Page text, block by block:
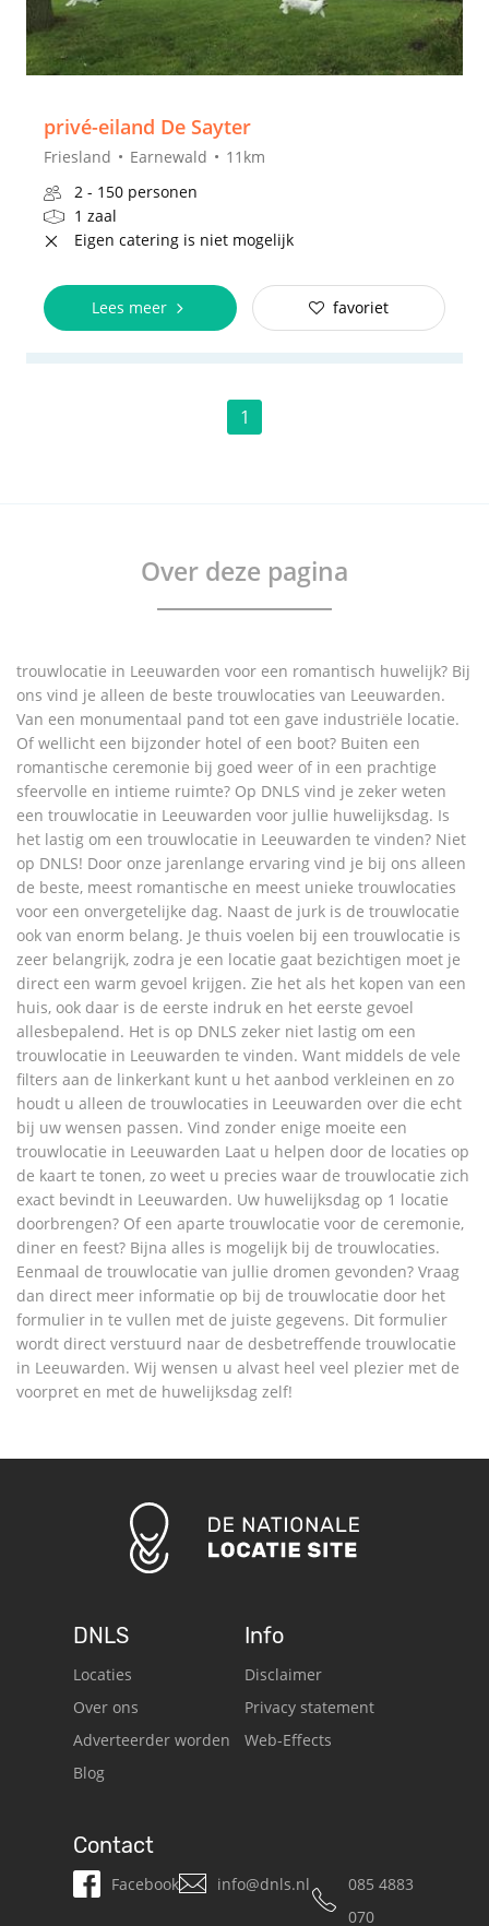
privé-eiland De Sayter
Friesland Earnewald
11km
2 - 150 personen
1 zaal
Eigen catering is niet mogelijk
Lees meer favoriet
1
Over deze pagina
trouwlocatie in Leeuwarden voor een romantisch huwelijk? Bij
ons vind je alleen de beste trouwlocaties van Leeuwarden.
Van een monumentaal pand tot een gave industriële locatie.
Of wellicht een bijzonder hotel of een boot? Buiten een
romantische ceremonie bij goed weer of in een prachtige
sfeervolle en intieme ruimte? Op DNLS vind je zeker weten
een trouwlocatie in Leeuwarden voor jullie huwelijksdag. Is
het lastig om een trouwlocatie in Leeuwarden te vinden? Niet
op DNLS! Door onze jarenlange ervaring vind je bij ons alleen
de beste, meest romantische en meest unieke trouwlocaties
voor een onvergetelijke dag. Naast de jurk is de trouwlocatie
ook van enorm belang. Je thuis voelen bij een trouwlocatie is
zeer belangrijk, zodra je een locatie gaat bezichtigen moet je
direct een warm gevoel krijgen. Zie het als het kopen van een
huis, ook daar is de eerste indruk en het eerste gevoel
allesbepalend. Het is op DNLS zeker niet lastig om een
trouwlocatie in Leeuwarden te vinden. Want middels de vele
filters aan de linkerkant kunt u het aanbod verkleinen en zo
houdt u alleen de trouwlocaties in Leeuwarden over die echt
bij uw wensen passen. Vind zonder enige moeite een
trouwlocatie in Leeuwarden Laat u helpen door de locaties op
de kaart te tonen, zo weet u precies waar de trouwlocatie zich
exact bevindt in Leeuwarden. Uw huwelijksdag op 1 locatie
doorbrengen? Of een aparte trouwlocatie voor de ceremonie,
diner en feest? Bijna alles is mogelijk bij de trouwlocaties.
Eenmaal de trouwlocatie van jullie dromen gevonden? Vraag
dan direct meer informatie op bij de trouwlocatie door het
formulier in te vullen met de juiste gegevens. Dit formulier
wordt direct verstuurd naar de desbetreffende trouwlocatie
in Leeuwarden. Wij wensen u alvast heel veel plezier met de
voorpret en met de huwelijksdag zelf!
DNLS
Locaties
Over ons
Adverteerder worden
Blog
Info
Disclaimer
Privacy statement
Web-Effects
Contact
Facebook info@dnls.nl
085 4883
070